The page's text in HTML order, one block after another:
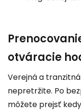
otváracie
Verejná a
nepretržite. Po
môžete prejsť